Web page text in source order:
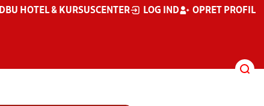
DBU HOTEL & KURSUSCENTER LOG IND OPRET PROFIL